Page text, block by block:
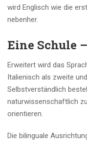
wird Englisch wie die
nebenher.
Eine Schule
Erweitert wird das
Italienisch als zweite
Selbstverständlich
naturwissenschaftlich
orientieren.
Die bilinguale